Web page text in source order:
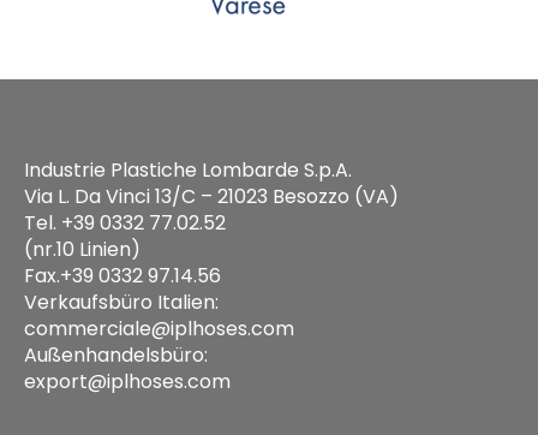
Industrie Plastiche Lombarde S.p.A.
Via L. Da Vinci 13/C – 21023 Besozzo (VA)
Tel. +39 0332 77.02.52
(nr.10 Linien)
Fax.+39 0332 97.14.56
Verkaufsbüro Italien:
commerciale@iplhoses.com
Außenhandelsbüro:
export@iplhoses.com